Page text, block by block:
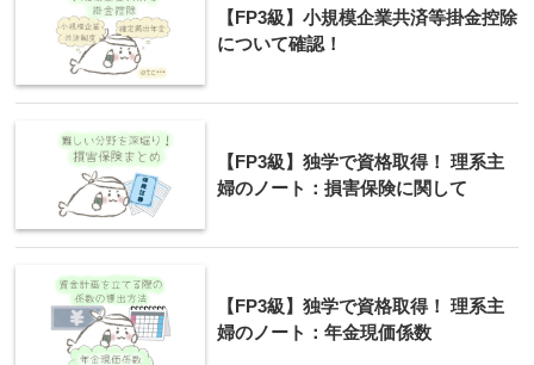
【FP3級】小規模企業共済等掛金控除
について確認！
【FP3級】独学で資格取得！ 理系主
婦のノート：損害保険に関して
【FP3級】独学で資格取得！ 理系主
婦のノート：年金現価係数